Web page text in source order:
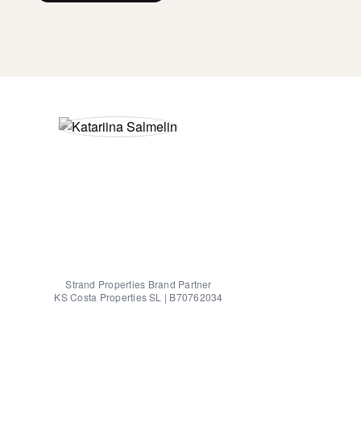
Strand Properties Brand Partner
KS Costa Properties SL | B70762034